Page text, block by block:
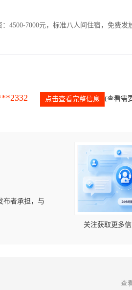
4500-7000元，标准八人间住宿，免费发
点击查看完整信息 (查看需
布者承担，与
关注获取更多
查